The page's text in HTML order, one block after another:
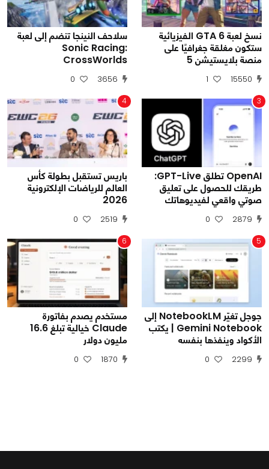
نسخ لعبة GTA 6 الفيزيائية
ستكون مغلقة جغرافيًا على
منصة بلايستيشن 5
15550
1
سلاحف النينجا تنضم إلى لعبة
Sonic Racing:
CrossWorlds
3656
0
3
OpenAI تطلق GPT-Live:
طريقك للحصول على تعليق
صوتي واقعي لفيديوهاتك
2879
0
4
باريس تستقبل بطولة كأس
العالم للرياضات الإلكترونية
2026
2519
0
5
جوجل تغيّر NotebookLM إلى
Gemini Notebook | يكتب
الأكواد وينفذها بنفسه
2299
0
6
مستخدم يصدم بفاتورة
Claude خيالية تبلغ 16.6
مليون دولار
1870
0